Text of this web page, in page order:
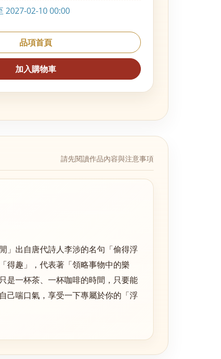
2027-02-10 00:00
品項首頁
加入購物車
請先閱讀作品內容與注意事項
」出自唐代詩人李涉的名句「偷得浮
得趣」，代表著「領略事物中的樂
是一杯茶、一杯咖啡的時間，只要能
己喘口氣，享受一下專屬於你的「浮